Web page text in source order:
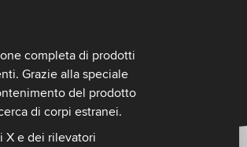
completa di prodotti
Grazie alla speciale
del prodotto
di corpi estranei.
X e dei rilevatori